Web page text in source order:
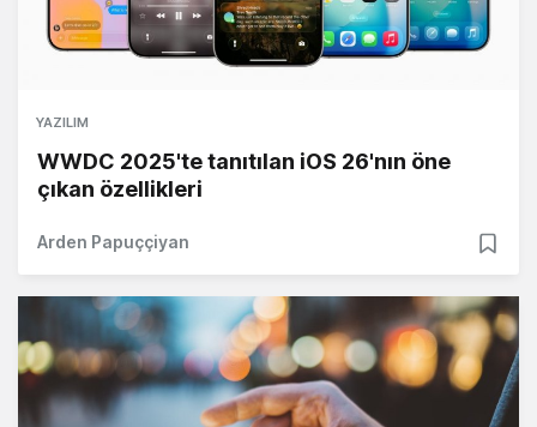
YAZILIM
WWDC 2025'te tanıtılan iOS 26'nın öne
çıkan özellikleri
Arden Papuççiyan